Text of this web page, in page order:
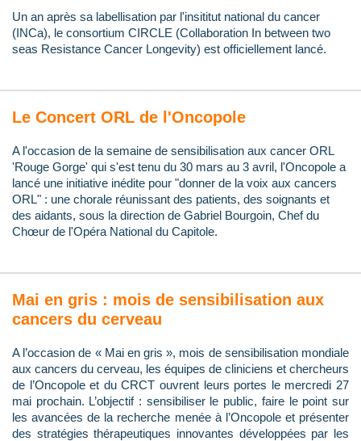
Un an après sa labellisation par l'insititut national du cancer
(INCa), le consortium CIRCLE (Collaboration In between two
seas Resistance Cancer Longevity) est officiellement lancé.
Le Concert ORL de l'Oncopole
A l'occasion de la semaine de sensibilisation aux cancer ORL
'Rouge Gorge' qui s'est tenu du 30 mars au 3 avril, l'Oncopole a
lancé une initiative inédite pour "donner de la voix aux cancers
ORL" : une chorale réunissant des patients, des soignants et
des aidants, sous la direction de Gabriel Bourgoin, Chef du
Chœur de l'Opéra National du Capitole.
Mai en gris : mois de sensibilisation aux
cancers du cerveau
A l’occasion de « Mai en gris », mois de sensibilisation mondiale
aux cancers du cerveau, les équipes de cliniciens et chercheurs
de l’Oncopole et du CRCT ouvrent leurs portes le mercredi 27
mai prochain. L’objectif : sensibiliser le public, faire le point sur
les avancées de la recherche menée à l’Oncopole et présenter
des stratégies thérapeutiques innovantes développées par les